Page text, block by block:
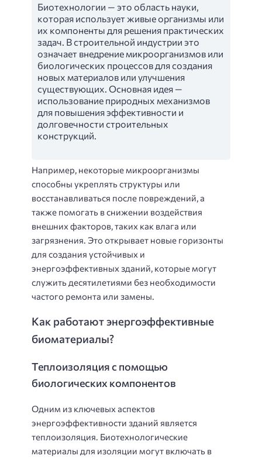
Биотехнологии — это область науки,
которая использует живые организмы или
их компоненты для решения практических
задач. В строительной индустрии это
означает внедрение микроорганизмов или
биологических процессов для создания
новых материалов или улучшения
существующих. Основная идея —
использование природных механизмов
для повышения эффективности и
долговечности строительных
конструкций.
Например, некоторые микроорганизмы
способны укреплять структуры или
восстанавливаться после повреждений, а
также помогать в снижении воздействия
внешних факторов, таких как влага или
загрязнения. Это открывает новые горизонты
для создания устойчивых и
энергоэффективных зданий, которые могут
служить десятилетиями без необходимости
частого ремонта или замены.
Как работают энергоэффективные
биоматериалы?
Теплоизоляция с помощью
биологических компонентов
Одним из ключевых аспектов
энергоэффективности зданий является
теплоизоляция. Биотехнологические
материалы для изоляции могут включать в